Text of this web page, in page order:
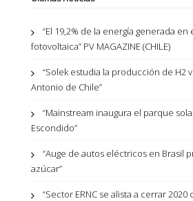
“El 19,2% de la energía generada
fotovoltaica” PV MAGAZINE (CHILE)
“Solek estudia la producción de H2
Antonio de Chile”
“Mainstream inaugura el parque
Escondido”
“Auge de autos eléctricos en Brasil
azúcar”
“Sector ERNC se alista a cerrar 2020